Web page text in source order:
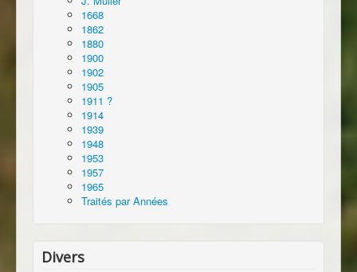
1668
1862
1880
1900
1902
1905
1911 ?
1914
1939
1948
1953
1957
1965
Traités par Années
Divers